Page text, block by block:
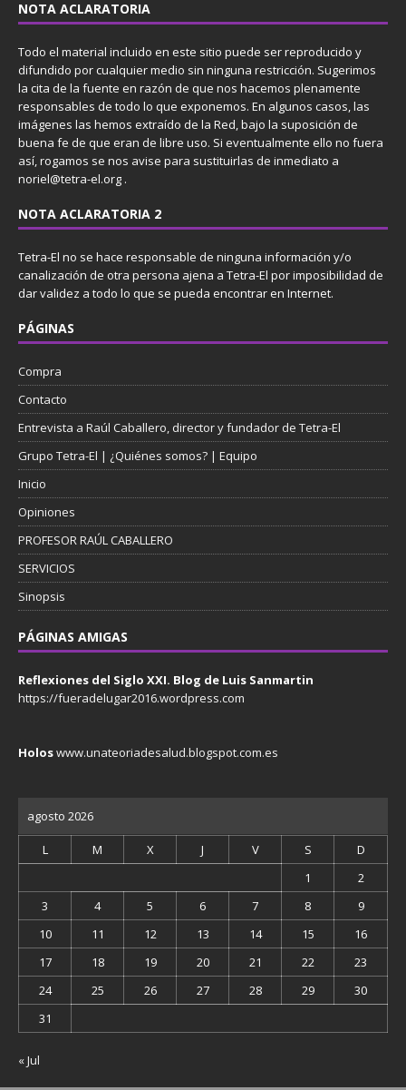
NOTA ACLARATORIA
Todo el material incluido en este sitio puede ser reproducido y
difundido por cualquier medio sin ninguna restricción. Sugerimos
la cita de la fuente en razón de que nos hacemos plenamente
responsables de todo lo que exponemos. En algunos casos, las
imágenes las hemos extraído de la Red, bajo la suposición de
buena fe de que eran de libre uso. Si eventualmente ello no fuera
así, rogamos se nos avise para sustituirlas de inmediato a
noriel@tetra-el.org .
NOTA ACLARATORIA 2
Tetra-El no se hace responsable de ninguna información y/o
canalización de otra persona ajena a Tetra-El por imposibilidad de
dar validez a todo lo que se pueda encontrar en Internet.
PÁGINAS
Compra
Contacto
Entrevista a Raúl Caballero, director y fundador de Tetra-El
Grupo Tetra-El | ¿Quiénes somos? | Equipo
Inicio
Opiniones
PROFESOR RAÚL CABALLERO
SERVICIOS
Sinopsis
PÁGINAS AMIGAS
Reflexiones del Siglo XXI. Blog de Luis Sanmartin
https://fueradelugar2016.wordpress.com
Holoswww.unateoriadesalud.blogspot.com.es
agosto 2026
L M X J V S
D
1
2
3
4 5 6 7 8
9
10
11 12 13 14 15
16
17
18 19 20 21 22
23
24
25 26 27 28 29
30
31
« Jul